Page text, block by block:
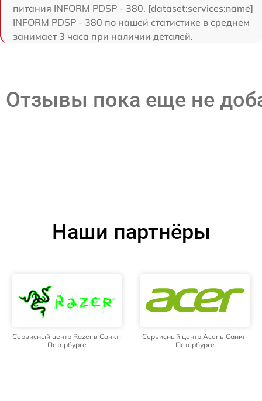
питания INFORM PDSP - 380. [dataset:services:name]
INFORM PDSP - 380 по нашей статистике в среднем
занимает 3 часа при наличии деталей.
Отзывы пока еще не
Наши партнёры
Сервисный центр Razer в Санкт-
Петербурге
Сервисный центр Acer в Санкт-
Петербурге